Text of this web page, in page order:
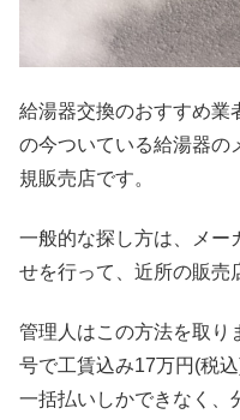
給湯器交換のおすすめ業
の今ついている給湯器の
規販売店です。
一般的な探し方は、メー
せを行って、近所の販売
管理人はこの方法を取り
号で工賃込み17万円(税込
一括払いしかできなく、